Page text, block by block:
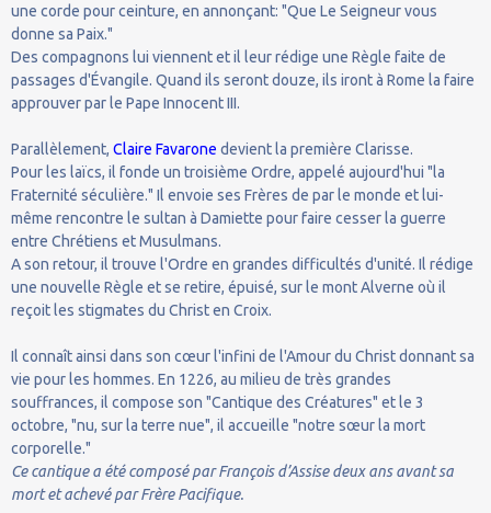
une corde pour ceinture, en annonçant: "Que Le Seigneur vous
donne sa Paix."
Des compagnons lui viennent et il leur rédige une Règle faite de
passages d'Évangile. Quand ils seront douze, ils iront à Rome la faire
approuver par le Pape Innocent III.
Parallèlement, Claire Favarone devient la première Clarisse.
Pour les laïcs, il fonde un troisième Ordre, appelé aujourd'hui "la
Fraternité séculière." Il envoie ses Frères de par le monde et lui-
même rencontre le sultan à Damiette pour faire cesser la guerre
entre Chrétiens et Musulmans.
A son retour, il trouve l'Ordre en grandes difficultés d'unité. Il rédige
une nouvelle Règle et se retire, épuisé, sur le mont Alverne où il
reçoit les stigmates du Christ en Croix.
Il connaît ainsi dans son cœur l'infini de l'Amour du Christ donnant sa
vie pour les hommes. En 1226, au milieu de très grandes
souffrances, il compose son "Cantique des Créatures" et le 3
octobre, "nu, sur la terre nue", il accueille "notre sœur la mort
corporelle."
Ce cantique a été composé par François d’Assise deux ans avant sa
mort et achevé par Frère Pacifique.